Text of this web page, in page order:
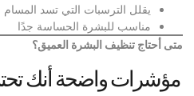
يقلل الترسبات التي تسد المسام
مناسب للبشرة الحساسة جدًا
متى أحتاج تنظيف البشرة العميق؟
مؤشرات واضحة أنك